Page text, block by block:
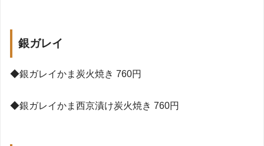
銀ガレイ
◆銀ガレイかま炭火焼き 760円
◆銀ガレイかま西京漬け炭火焼き 760円